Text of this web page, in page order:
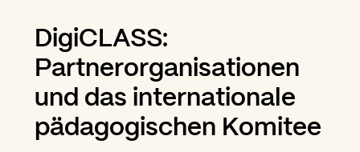
DigiCLASS:
Partnerorganisationen
und das internationale
pädagogischen Komitee